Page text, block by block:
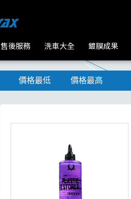
售後服務 洗車大全 鍍膜成果
價格最低 價格最高